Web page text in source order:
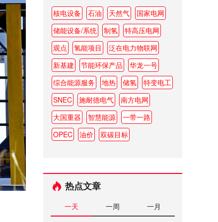
核电设备 石油 天然气
国家电网
储能设备/系统
制氢
特高压电网
观点
氢能项目
泛在电力物联网
新基建
节能环保产品
华龙一号
综合能源服务
地热 储氢
特变电工
SNEC
施耐德电气
南方电网
大国重器
智慧能源
一带一路
OPEC
油价 双碳目标
热点文章
一天 一周 一月